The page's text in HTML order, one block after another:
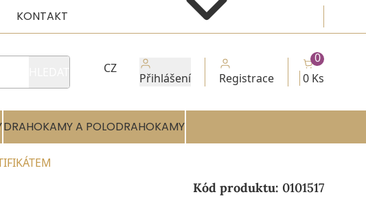
KONTAKT
CZ
Přihlášení Registrace 0 Ks
0
DRAHOKAMY A POLODRAHOKAMY
Kód produktu: 0101517